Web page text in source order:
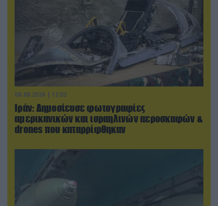
08.08.2026 | 12:02
Ιράν: Δημοσίευσε φωτογραφίες
αμερικανικών και ισραηλινών αεροσκαφών &
drones που καταρρίφθηκαν